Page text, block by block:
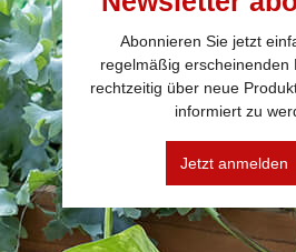
Abonnieren Sie jetzt
regelmäßig erscheinenden
rechtzeitig über neue
informiert zu
Jetzt anmelden